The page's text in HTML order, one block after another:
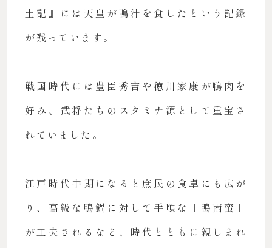
土記』には天皇が鴨汁を食したという記録
が残っています。
戦国時代には豊臣秀吉や徳川家康が鴨肉を
好み、武将たちのスタミナ源として重宝さ
れていました。
江戸時代中期になると庶民の食卓にも広が
り、高級な鴨鍋に対して手頃な「鴨南蛮」
が工夫されるなど、時代とともに親しまれ